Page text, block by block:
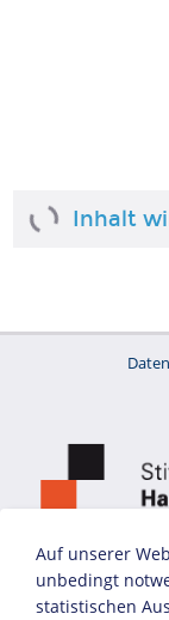
Inhalt
Auf unserer
unbedingt
statistischen